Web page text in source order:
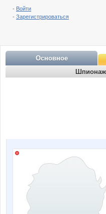
- Войти
- Зарегистрироваться
Основное
Шпионаж